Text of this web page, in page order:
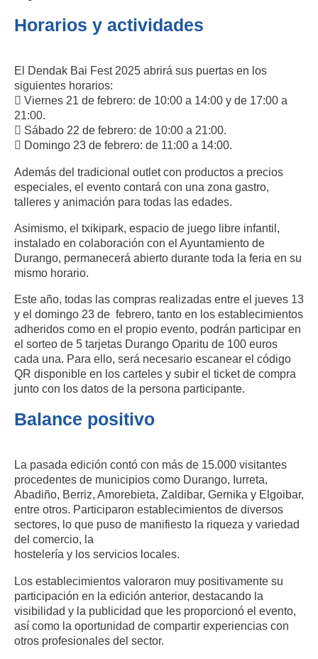
Horarios y actividades
El Dendak Bai Fest 2025 abrirá sus puertas en los
siguientes horarios:
 Viernes 21 de febrero: de 10:00 a 14:00 y de 17:00 a
21:00.
 Sábado 22 de febrero: de 10:00 a 21:00.
 Domingo 23 de febrero: de 11:00 a 14:00.
Además del tradicional outlet con productos a precios
especiales, el evento contará con una zona gastro,
talleres y animación para todas las edades.
Asimismo, el txikipark, espacio de juego libre infantil,
instalado en colaboración con el Ayuntamiento de
Durango, permanecerá abierto durante toda la feria en su
mismo horario.
Este año, todas las compras realizadas entre el jueves 13
y el domingo 23 de febrero, tanto en los establecimientos
adheridos como en el propio evento, podrán participar en
el sorteo de 5 tarjetas Durango Oparitu de 100 euros
cada una. Para ello, será necesario escanear el código
QR disponible en los carteles y subir el ticket de compra
junto con los datos de la persona participante.
Balance positivo
La pasada edición contó con más de 15.000 visitantes
procedentes de municipios como Durango, Iurreta,
Abadiño, Berriz, Amorebieta, Zaldibar, Gernika y Elgoibar,
entre otros. Participaron establecimientos de diversos
sectores, lo que puso de manifiesto la riqueza y variedad
del comercio, la
hostelería y los servicios locales.
Los establecimientos valoraron muy positivamente su
participación en la edición anterior, destacando la
visibilidad y la publicidad que les proporcionó el evento,
así como la oportunidad de compartir experiencias con
otros profesionales del sector.